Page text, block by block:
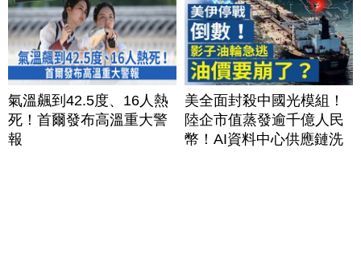
氣溫飆到42.5度、16人熱
死！首爾發布高溫重大警
報
美全面封殺中國光模組！
陸企市值蒸發逾千億人民
幣！AI資料中心供應鏈洗